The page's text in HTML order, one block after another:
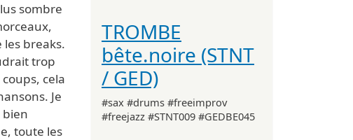
sombre
breaks.
trop
cela
Je
toute les
TROMBE
bête.noire (STNT
/ GED)
#sax #drums #freeimprov
#freejazz #STNT009 #GEDBE045